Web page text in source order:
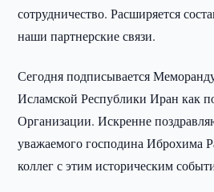
сотрудничество. Расширяется
наши партнерские связи.
Сегодня подписывается
Исламской Республики Иран как
Организации. Искренне
уважаемого господина Иброхима
коллег с этим историческим